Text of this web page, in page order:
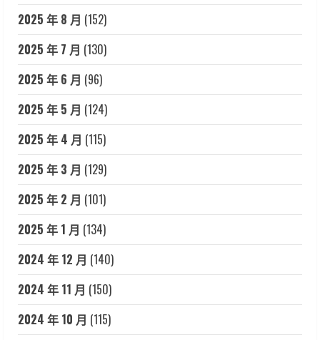
2025 年 8 月 (152)
2025 年 7 月 (130)
2025 年 6 月 (96)
2025 年 5 月 (124)
2025 年 4 月 (115)
2025 年 3 月 (129)
2025 年 2 月 (101)
2025 年 1 月 (134)
2024 年 12 月 (140)
2024 年 11 月 (150)
2024 年 10 月 (115)